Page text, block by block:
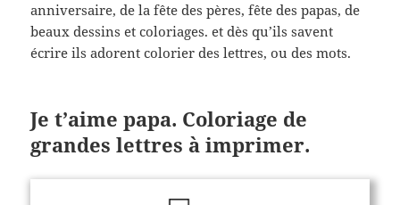
anniversaire, de la fête des pères, fête des papas, de
beaux dessins et coloriages. et dès qu’ils savent
écrire ils adorent colorier des lettres, ou des mots.
Je t’aime papa. Coloriage de
grandes lettres à imprimer.